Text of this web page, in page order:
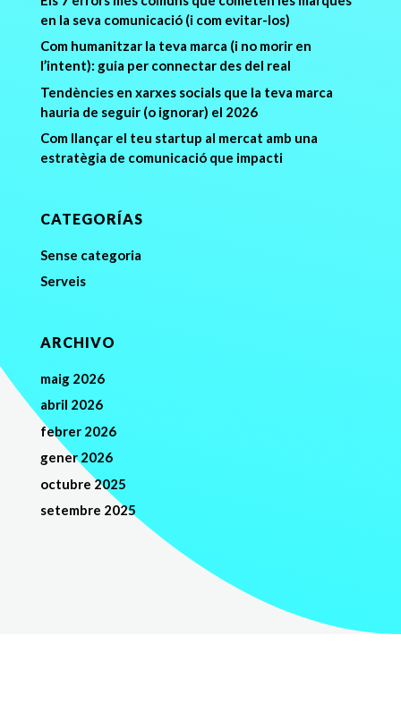
en la seva comunicació (i com evitar-los)
Com humanitzar la teva marca (i no morir en
l’intent): guia per connectar des del real
Tendències en xarxes socials que la teva marca
hauria de seguir (o ignorar) el 2026
Com llançar el teu startup al mercat amb una
estratègia de comunicació que impacti
CATEGORÍAS
Sense categoria
Serveis
ARCHIVO
maig 2026
abril 2026
febrer 2026
gener 2026
octubre 2025
setembre 2025